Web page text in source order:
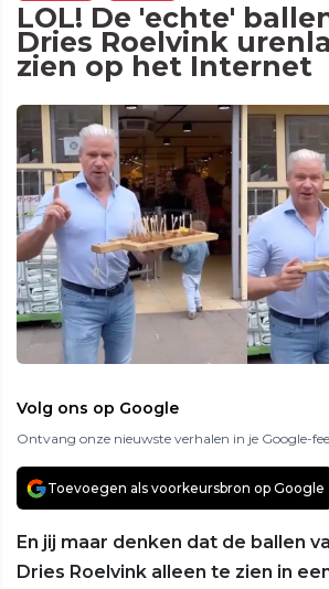
LOL! De 'echte'
Dries Roelvink
zien op het Internet
Volg ons op Google
Ontvang onze nieuwste verhalen in je Google-
Toevoegen als voorkeursbron op Google
En jij maar denken dat de ballen
Dries Roelvink alleen te zien in